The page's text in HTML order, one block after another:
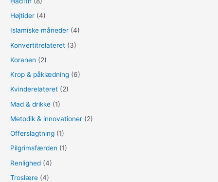
Højtider (4)
Islamiske måneder (4)
Konvertitrelateret (3)
Koranen (2)
Krop & påklædning (6)
Kvinderelateret (2)
Mad & drikke (1)
Metodik & innovationer (2)
Offerslagtning (1)
Pilgrimsfærden (1)
Renlighed (4)
Troslære (4)